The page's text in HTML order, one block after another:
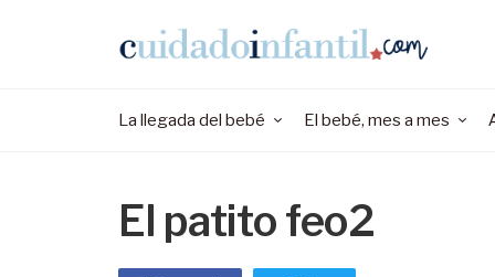
La llegada del bebé El bebé, mes a mes
El patito feo2